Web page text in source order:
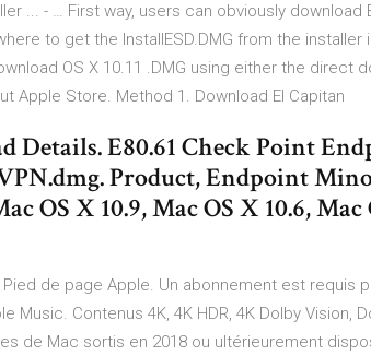
... - … First way, users can obviously download
to get the InstallESD.DMG from the installer
OS X 10.11 .DMG using either the direct
Apple Store. Method 1. Download El Capitan
Details. E80.61 Check Point
Product, Endpoint
OS X 10.9, Mac OS X 10.6, Mac
de page Apple. Un abonnement est requis
Music. Contenus 4K, 4K HDR, 4K Dolby Vision,
de Mac sortis en 2018 ou ultérieurement